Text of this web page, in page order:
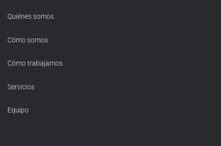
Quiénes somos
Cómo somos
Cómo trabajamos
Servicios
Equipo